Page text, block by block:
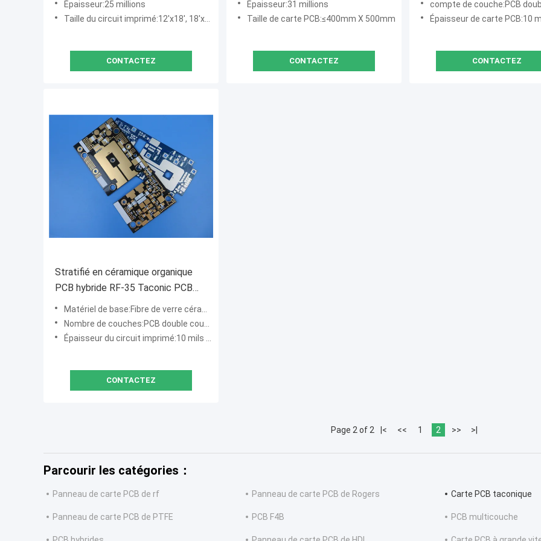
Épaisseur:25 millions
Taille du circuit imprimé:12'x18', 18'x24'...
CONTACTEZ
Épaisseur:31 millions
Taille de carte PCB:≤400mm X 500mm
CONTACTEZ
compte de couche:PCB double couche,
Épaisseur de carte PCB:10 mils (0,254 mm) ; 20 mil (0,508 mm), 30 mil (0,762
CONTACTEZ
Stratifié en céramique organique
PCB hybride RF-35 Taconic PCB
30mil 60mil
Matériel de base:Fibre de verre céramique PTFE
Nombre de couches:PCB double couche, multicouche, hybride
Épaisseur du circuit imprimé:10 mils (0,254 mm) ; 20 mil (0,508 mm), 30 mil (0,762 mm), 60 mil (1,524 mm)
CONTACTEZ
Page 2 of 2 |< << 1 2 >> >|
Parcourir les catégories：
Panneau de carte PCB de rf Panneau de carte PCB de Rogers Carte PCB taconique
Panneau de carte PCB de PTFE PCB F4B PCB multicouche